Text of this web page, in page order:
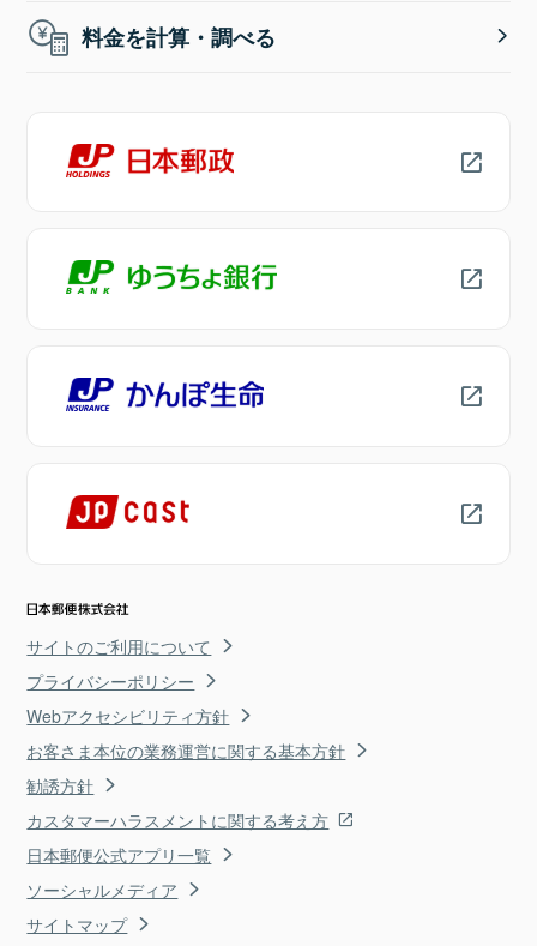
料金を計算・調べる
サイトのご利用について
プライバシーポリシー
Webアクセシビリティ方針
お客さま本位の業務運営に関する基本方針
勧誘方針
カスタマーハラスメントに関する考え方
日本郵便公式アプリ一覧
ソーシャルメディア
サイトマップ